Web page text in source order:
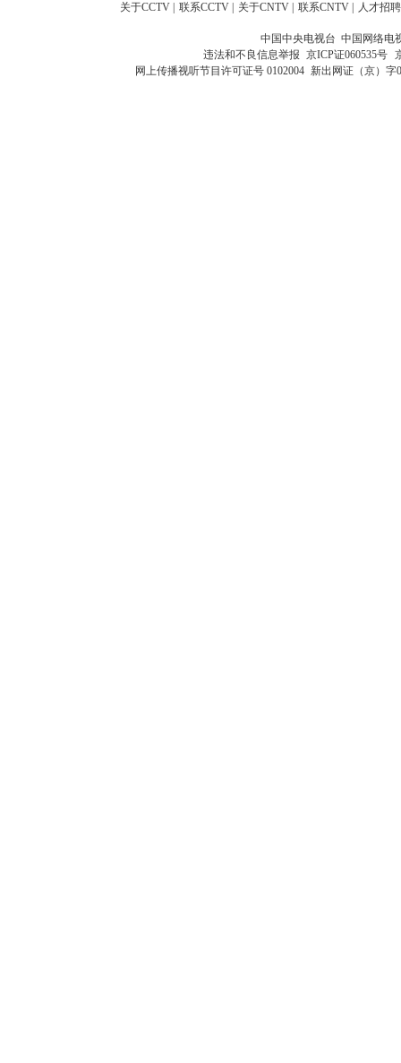
关于CCTV 联系CCTV 关于CNTV 联系CNTV 人才招聘
中国中央电视台 中国网络电
违法和不良信息举报 京ICP证060535号
网上传播视听节目许可证号 0102004 新出网证（京）